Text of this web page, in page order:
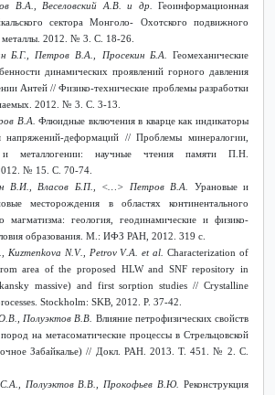
В. А Веселовский А В. и др. Геоинформационная
сектора Монголо- Охотского подвижного
металлы. 2012. № 3. С. 18-26.
Б.Г., Петров В.А., Просекин Б.А. Геомеханические
динамических проявлений горного давления
Антей // Физико-технические проблемы разработки
2012. № 3. С. 3-13.
В.А.Флюидные включения в кварце как индикаторы
напряжений-деформаций // Проблемы минералогии,
и металлогении: научные чтения памяти П.Н.
№ 15. С. 70-74.
В.И., Власов Б.П., <…> Петров В.А. Урановые и
месторождения в областях континентального
магматизма: геология, геодинамические и физико-
образования. М.: ИФЗ РАН, 2012. 319 с.
Kuzmenkova N.V., Petrov V.A .et al .Characterization of
area of the proposed HLW and SNF repository in
massive) and first sorption studies // Crystalline
Stockholm:SKB , 2012. P. 37-42.
Полуэктов В.В. Влияние петрофизических свойств
на метасоматические процессы в Стрельцовской
Забайкалье) // Докл. РАН. 2013. Т. 451. № 2. С.
Полуэктов В.В., Прокофьев В.Ю. Реконструкция